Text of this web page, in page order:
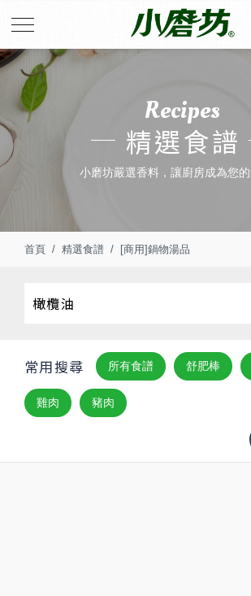
Recipes
精選食譜
小磨坊嚴選香料，讓廚房成為您
首頁 精選食譜 [商用]鍋物湯品
常用搜尋 所有食譜 舒肥棒
雞肉 豬肉